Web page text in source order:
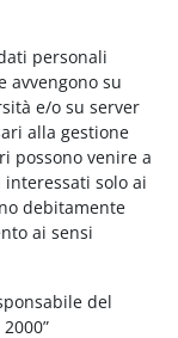
personali
avvengono su
e/o su server
alla gestione
possono venire a
solo ai
debitamente
ai sensi
del